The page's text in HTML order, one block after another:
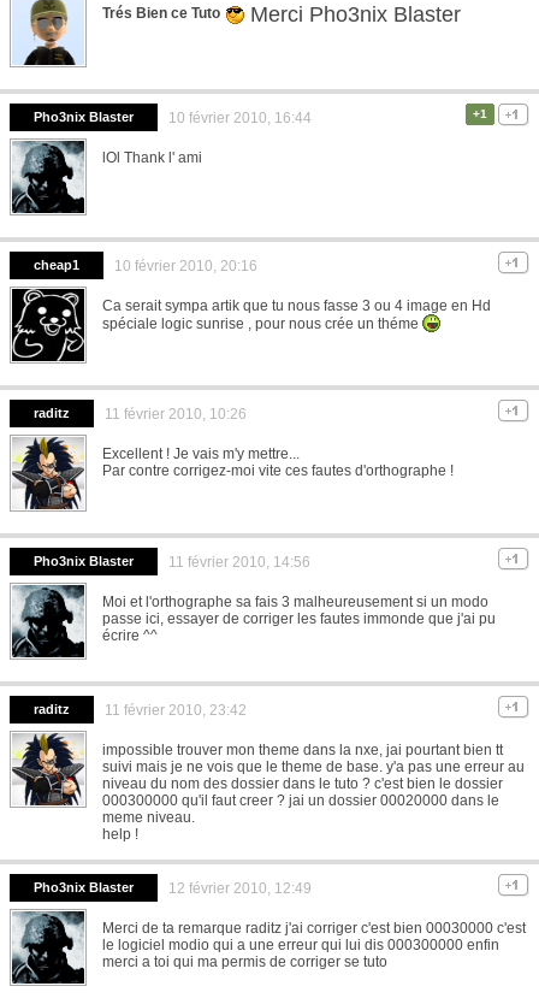
Trés Bien ce Tuto Merci Pho3nix Blaster
Pho3nix Blaster 10 février 2010, 16:44 +1
lOl Thank l' ami
cheap1 10 février 2010, 20:16
Ca serait sympa artik que tu nous fasse 3 ou 4 image en Hd
spéciale logic sunrise , pour nous crée un théme
raditz 11 février 2010, 10:26
Excellent ! Je vais m'y mettre...
Par contre corrigez-moi vite ces fautes d'orthographe !
Pho3nix Blaster 11 février 2010, 14:56
Moi et l'orthographe sa fais 3 malheureusement si un modo
passe ici, essayer de corriger les fautes immonde que j'ai pu
écrire ^^
raditz 11 février 2010, 23:42
impossible trouver mon theme dans la nxe, jai pourtant bien tt
suivi mais je ne vois que le theme de base. y'a pas une erreur au
niveau du nom des dossier dans le tuto ? c'est bien le dossier
000300000 qu'il faut creer ? jai un dossier 00020000 dans le
meme niveau.
help !
Pho3nix Blaster 12 février 2010, 12:49
Merci de ta remarque raditz j'ai corriger c'est bien 00030000 c'est
le logiciel modio qui a une erreur qui lui dis 000300000 enfin
merci a toi qui ma permis de corriger se tuto